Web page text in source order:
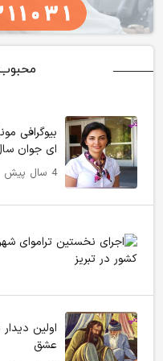
بیوگرافی
ای جوان
4 سال پیش
اولین
عشق